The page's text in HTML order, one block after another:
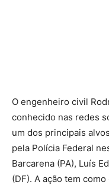
O engenheiro civil
conhecido nas redes
um dos principais
pela Polícia Federal
Barcarena (PA), Luís
(DF). A ação tem